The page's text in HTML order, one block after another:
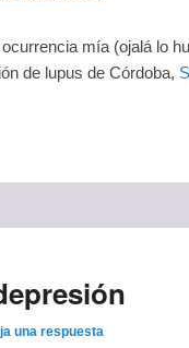
mía (ojalá lo
de lupus de Córdoba,
una respuesta